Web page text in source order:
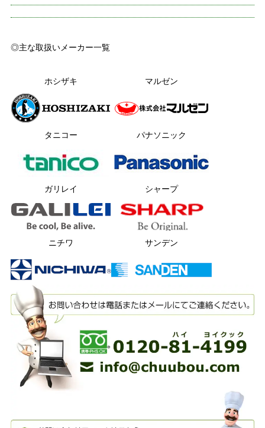
◎主な取扱いメーカー一覧
ホシザキ マルゼン
タニコー パナソニック
ガリレイ シャープ
ニチワ サンデン